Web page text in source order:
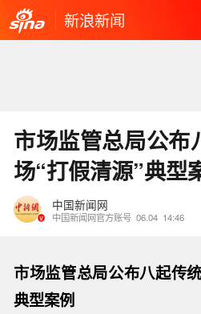
新浪新闻
市场监管总局公布
场“打假清源”典型
中国新闻网
中国新闻网官方账号 06.04 14:46
市场监管总局公布八起传
典型案例